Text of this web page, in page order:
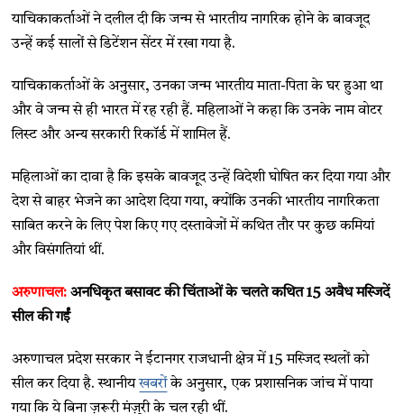
याचिकाकर्ताओं ने दलील दी कि जन्म से भारतीय नागरिक होने के बावजूद
उन्हें कई सालों से डिटेंशन सेंटर में रखा गया है.
याचिकाकर्ताओं के अनुसार, उनका जन्म भारतीय माता-पिता के घर हुआ था
और वे जन्म से ही भारत में रह रही हैं. महिलाओं ने कहा कि उनके नाम वोटर
लिस्ट और अन्य सरकारी रिकॉर्ड में शामिल हैं.
महिलाओं का दावा है कि इसके बावजूद उन्हें विदेशी घोषित कर दिया गया और
देश से बाहर भेजने का आदेश दिया गया, क्योंकि उनकी भारतीय नागरिकता
साबित करने के लिए पेश किए गए दस्तावेजों में कथित तौर पर कुछ कमियां
और विसंगतियां थीं.
अरुणाचल: अनधिकृत बसावट की चिंताओं के चलते कथित 15 अवैध मस्जिदें
सील की गईं
अरुणाचल प्रदेश सरकार ने ईटानगर राजधानी क्षेत्र में 15 मस्जिद स्थलों को
सील कर दिया है. स्थानीयखबरोंके अनुसार, एक प्रशासनिक जांच में पाया
गया कि ये बिना ज़रूरी मंज़ूरी के चल रही थीं.